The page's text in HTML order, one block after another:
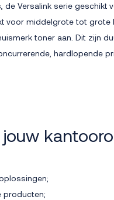
Versalink serie geschikt
voor middelgrote tot grote
toner aan. Dit zijn
hardlopende
producten;